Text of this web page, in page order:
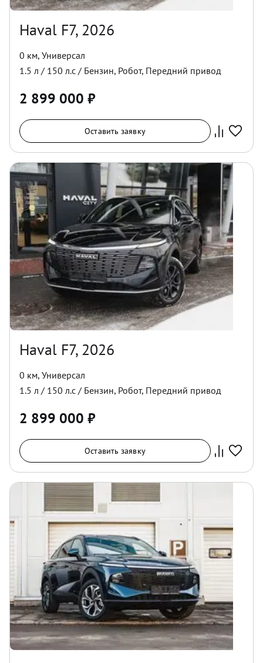
Haval F7, 2026
0 км, Универсал
1.5 л / 150 л.с / Бензин, Робот, Передний привод
2 899 000 ₽
Оставить заявку
Haval F7, 2026
0 км, Универсал
1.5 л / 150 л.с / Бензин, Робот, Передний привод
2 899 000 ₽
Оставить заявку